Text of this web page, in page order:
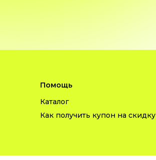
Помощь
Каталог
Как получить купон на скидку